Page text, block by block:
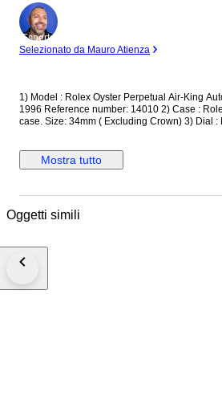
Esperto
Selezionato da Mauro Atienza
1) Model : Rolex Oyster Perpetual Air-King
1996 Reference number: 14010 2) Case : Rolex Oyster stainless steel
case. Size: 34mm ( Excluding Crown) 3) Dial : Rolex dial with silver hands
Sapphire crystal 7) Bracelet : Rolex stainless steel jubilee bracelet. Fit up
to 6 inch wrist. Watch will be shipped via DHL or Fedex Express. We are
to be paid by buyer is available. If winning bidder decides to cancel /
of seller, if return instructions are not followed
Mostra tutto
Oggetti simili